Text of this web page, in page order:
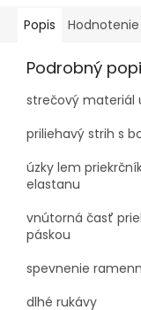
Popis Hodnotenie
Podrobný
strečový materiál
priliehavý strih s
úzky lem
elastanu
vnútorná časť
páskou
spevnenie
dlhé rukávy